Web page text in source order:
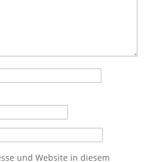
und Website in diesem